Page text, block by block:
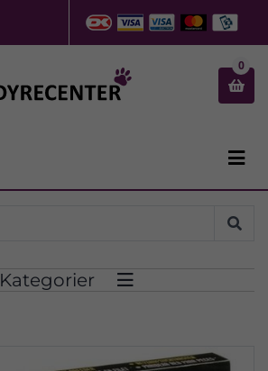

0

Kategorier 